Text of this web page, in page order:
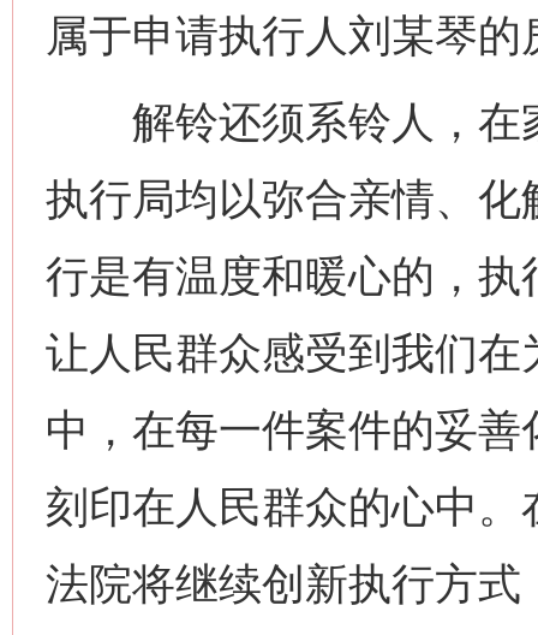
属于申请执行人刘某琴的
解铃还须系铃人，在
执行局均以弥合亲情、
行是有温度和暖心的，
让人民群众感受到我们
中，在每一件案件的妥
刻印在人民群众的心中
法院将继续创新执行方
今
习近平的博鳌关键词